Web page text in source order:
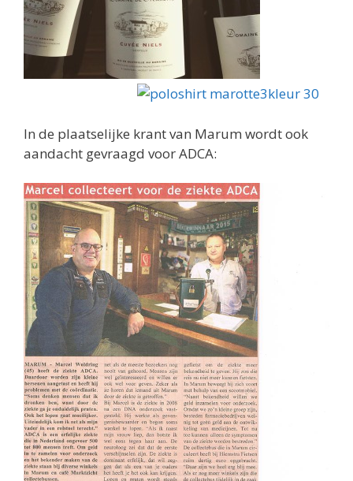
In de plaatselijke krant van Marum wordt ook
aandacht gevraagd voor ADCA: